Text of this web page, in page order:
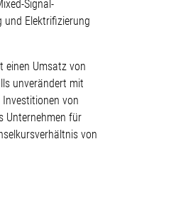
Signal-
und Elektrifizierung
einen Umsatz von
unverändert mit
von
Unternehmen für
von